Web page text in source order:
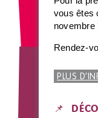
vous êtes
novembre
Rendez-
PLUS
📌